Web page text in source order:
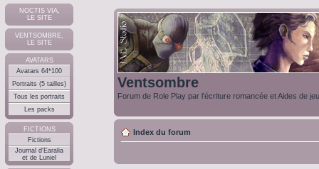
NOCTIS VIA,
LE SITE
VENTSOMBRE,
LE SITE
AVATARS
Avatars 64*100
Portraits (5 tailles)
Tous les portraits
Les packs
FICTIONS
Fictions
Journal d'Earalia
et de Luniel
Ventsombre
Forum de Role Play par l'écriture romancée et Aides de
Index du forum